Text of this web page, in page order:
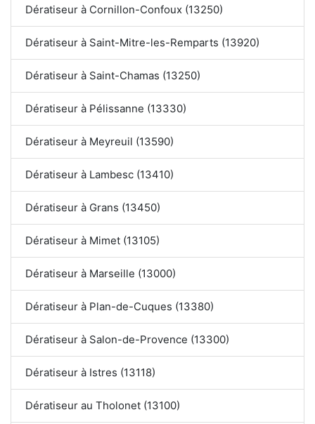
Dératiseur à Cornillon-Confoux (13250)
Dératiseur à Saint-Mitre-les-Remparts (13920)
Dératiseur à Saint-Chamas (13250)
Dératiseur à Pélissanne (13330)
Dératiseur à Meyreuil (13590)
Dératiseur à Lambesc (13410)
Dératiseur à Grans (13450)
Dératiseur à Mimet (13105)
Dératiseur à Marseille (13000)
Dératiseur à Plan-de-Cuques (13380)
Dératiseur à Salon-de-Provence (13300)
Dératiseur à Istres (13118)
Dératiseur au Tholonet (13100)